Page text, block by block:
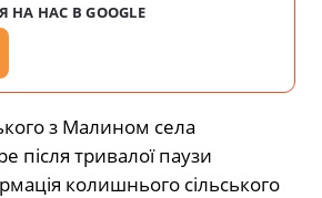
НАС В GOOGLE
з Малином села
після тривалої паузи
колишнього сільського